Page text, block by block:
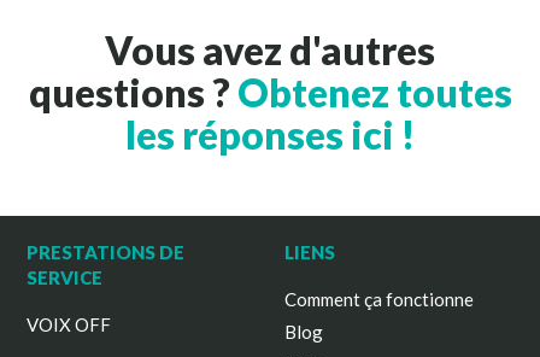
Vous avez d'autres
questions ? Obtenez toutes
les réponses ici !
PRESTATIONS DE
SERVICE
VOIX OFF
LIENS
Comment ça fonctionne
Blog